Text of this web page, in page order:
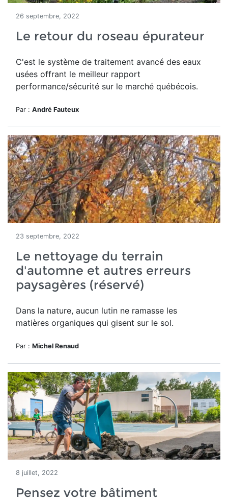
26 septembre, 2022
Le retour du roseau épurateur
C'est le système de traitement avancé des eaux
usées offrant le meilleur rapport
performance/sécurité sur le marché québécois.
Par : André Fauteux
23 septembre, 2022
Le nettoyage du terrain
d'automne et autres erreurs
paysagères (réservé)
Dans la nature, aucun lutin ne ramasse les
matières organiques qui gisent sur le sol.
Par : Michel Renaud
8 juillet, 2022
Pensez votre bâtiment